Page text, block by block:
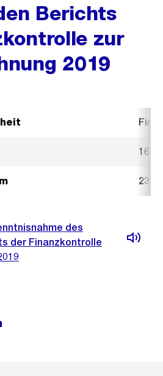
Berichts
zur
2019
16.
23.
des
der Finanzkontrolle